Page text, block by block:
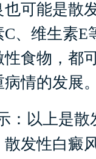
可能是散
、维生素E
食物，都
情的发展。
：以上是散
发性白癜